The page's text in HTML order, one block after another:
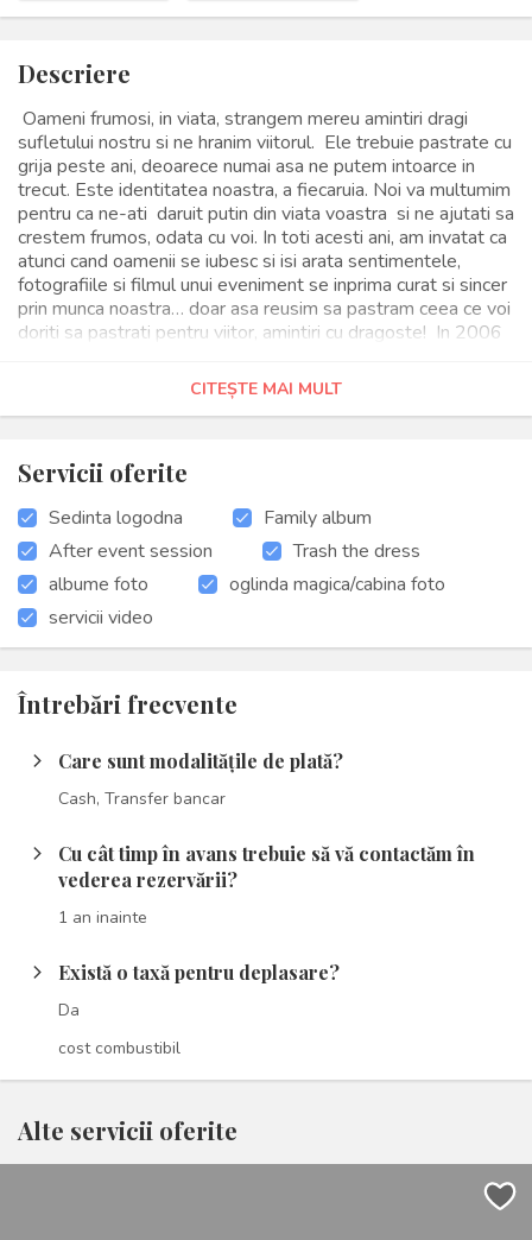
Descriere
Oameni frumosi, in viata, strangem mereu amintiri dragi
sufletului nostru si ne hranim viitorul. Ele trebuie pastrate cu
grija peste ani, deoarece numai asa ne putem intoarce in
trecut. Este identitatea noastra, a fiecaruia. Noi va multumim
pentru ca ne-ati daruit putin din viata voastra si ne ajutati sa
crestem frumos, odata cu voi. In toti acesti ani, am invatat ca
atunci cand oamenii se iubesc si isi arata sentimentele,
fotografiile si filmul unui eveniment se inprima curat si sincer
prin munca noastra… doar asa reusim sa pastram ceea ce voi
doriti sa pastrati pentru viitor, amintiri cu dragoste! In 2006
ne-am maturizat frumos, ne-am modelat profilul si ne
consideram impliniti. Fiecare persoana si-a lasat o mica
mai buni. Va imbratisam cu mult drag, oameni frumosi si
CITEȘTE MAI MULT
Servicii oferite
Sedinta logodna
Family album
After event session
Trash the dress
albume foto
oglinda magica/cabina foto
servicii video
Întrebări frecvente
arrow_forward_ios Care sunt modalitățile de plată?
Cash, Transfer bancar
arrow_forward_ios
Cu cât timp în avans trebuie să vă contactăm în
vederea rezervării?
1 an inainte
arrow_forward_ios Există o taxă pentru deplasare?
Da
cost combustibil
Alte servicii oferite